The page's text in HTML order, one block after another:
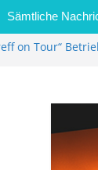
Sämtliche
on Tour“
bietet
im Wert von